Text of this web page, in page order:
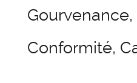
Conformité,